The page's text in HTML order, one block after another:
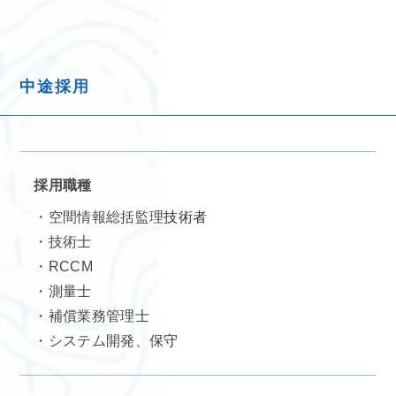
中途採用
採用職種
・空間情報総括監理技術者
・技術士
・RCCM
・測量士
・補償業務管理士
・システム開発、保守